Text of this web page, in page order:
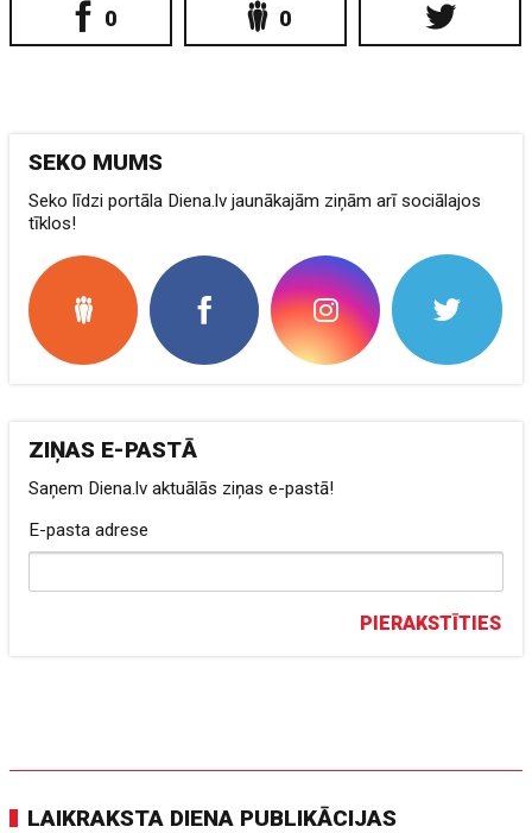
0 0
SEKO MUMS
Seko līdzi portāla Diena.lv jaunākajām ziņām arī sociālajos
tīklos!
ZIŅAS E-PASTĀ
Saņem Diena.lv aktuālās ziņas e-pastā!
E-pasta adrese
PIERAKSTĪTIES
LAIKRAKSTA DIENA PUBLIKĀCIJAS